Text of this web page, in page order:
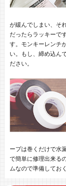
が緩んでしまい、そ
だったらラッキーで
す。モンキーレンチ
い。もし、締め込ん
ださい。
ープは巻くだけで水
で簡単に修理出来る
ムなので準備してお